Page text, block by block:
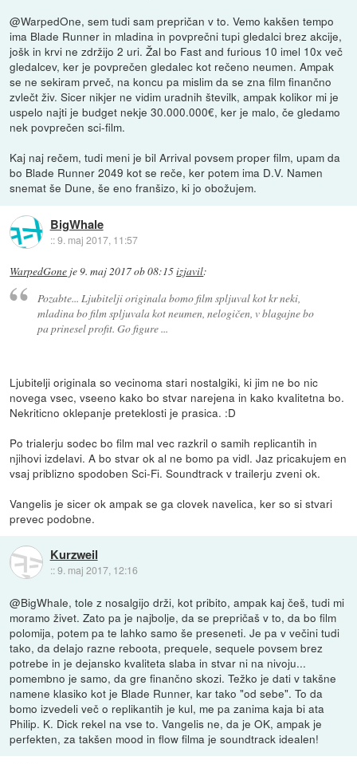
@WarpedOne, sem tudi sam prepričan v to. Vemo kakšen tempo
ima Blade Runner in mladina in povprečni tupi gledalci brez akcije,
jošk in krvi ne zdržijo 2 uri. Žal bo Fast and furious 10 imel 10x več
gledalcev, ker je povprečen gledalec kot rečeno neumen. Ampak
se ne sekiram prveč, na koncu pa mislim da se zna film finančno
zvlečt živ. Sicer nikjer ne vidim uradnih številk, ampak kolikor mi je
uspelo najti je budget nekje 30.000.000€, ker je malo, če gledamo
nek povprečen sci-film.
Kaj naj rečem, tudi meni je bil Arrival povsem proper film, upam da
bo Blade Runner 2049 kot se reče, ker potem ima D.V. Namen
snemat še Dune, še eno franšizo, ki jo obožujem.
BigWhale
::9. maj 2017, 11:57
WarpedGone je9. maj 2017 ob 08:15izjavil:
Pozabte... Ljubitelji originala bomo film spljuval kot kr neki,
mladina bo film spljuvala kot neumen, nelogičen, v blagajne bo
pa prinesel profit. Go figure ...
Ljubitelji originala so vecinoma stari nostalgiki, ki jim ne bo nic
novega vsec, vseeno kako bo stvar narejena in kako kvalitetna bo.
Nekriticno oklepanje preteklosti je prasica. :D
Po trialerju sodec bo film mal vec razkril o samih replicantih in
njihovi izdelavi. A bo stvar ok al ne bomo pa vidl. Jaz pricakujem en
vsaj priblizno spodoben Sci-Fi. Soundtrack v trailerju zveni ok.
Vangelis je sicer ok ampak se ga clovek navelica, ker so si stvari
prevec podobne.
Kurzweil
::9. maj 2017, 12:16
@BigWhale, tole z nosalgijo drži, kot pribito, ampak kaj češ, tudi mi
moramo živet. Zato pa je najbolje, da se prepričaš v to, da bo film
polomija, potem pa te lahko samo še preseneti. Je pa v večini tudi
tako, da delajo razne reboota, prequele, sequele povsem brez
potrebe in je dejansko kvaliteta slaba in stvar ni na nivoju...
pomembno je samo, da gre finančno skozi. Težko je dati v takšne
namene klasiko kot je Blade Runner, kar tako "od sebe". To da
bomo izvedeli več o replikantih je kul, me pa zanima kaja bi ata
Philip. K. Dick rekel na vse to. Vangelis ne, da je OK, ampak je
perfekten, za takšen mood in flow filma je soundtrack idealen!